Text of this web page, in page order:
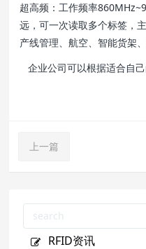
超高频：工作频率
远，可一次读取多个标签，
产线管理、航空、智能货架
企业公司可以根据适合自
上一篇
RFID资讯